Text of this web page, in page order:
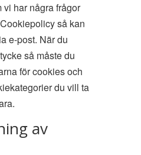
har några frågor
så kan
e-post. När du
så måste du
för cookies och
du vill ta
av